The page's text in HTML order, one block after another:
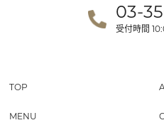
03-
受付時間
TOP
MENU